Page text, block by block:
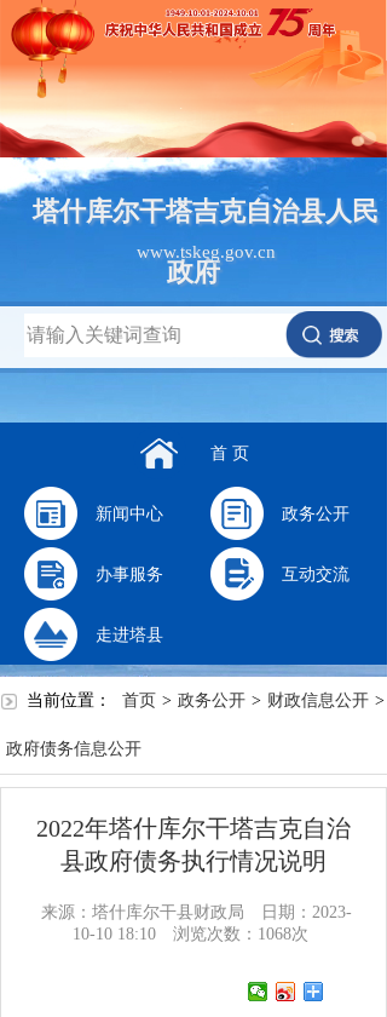
塔什库尔干塔吉克自治县人民
政府
www.tskeg.gov.cn
首 页
新闻中心 政务公开
办事服务 互动交流
走进塔县
当前位置： 首页 > 政务公开 > 财政信息公开 >
政府债务信息公开
2022年塔什库尔干塔吉克自治
县政府债务执行情况说明
来源：塔什库尔干县财政局
日期：2023-
10-10 18:10
浏览次数： 1068次